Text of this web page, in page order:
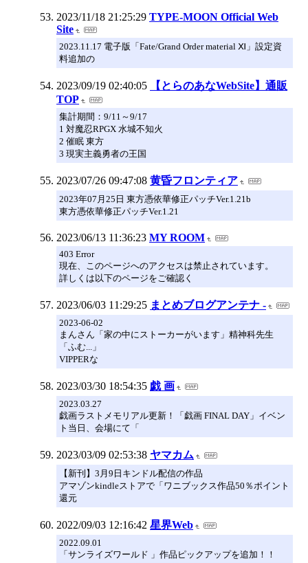
2023/11/18 21:25:29 TYPE-MOON Official Web
Site
2023.11.17 電子版「Fate/Grand Order material Ⅺ」設定資
料追加の
2023/09/19 02:40:05
【とらのあなWebSite】通販
TOP
集計期間：9/11～9/17
1 対魔忍RPGX 水城不知火
2 催眠 東方
3 現実主義勇者の王国
2023/07/26 09:47:08 黄昏フロンティア
2023年07月25日 東方憑依華修正パッチVer.1.21b
東方憑依華修正パッチVer.1.21
2023/06/13 11:36:23 MY ROOM
403 Error
現在、このページへのアクセスは禁止されています。
詳しくは以下のページをご確認く
2023/06/03 11:29:25 まとめブログアンテナ -
2023-06-02
まんさん「家の中にストーカーがいます」精神科先生
「ふむ...」
VIPPERな
2023/03/30 18:54:35 戯 画
2023.03.27
戯画ラストメモリアル更新！「戯画 FINAL DAY」イベン
ト当日、会場にて「
2023/03/09 02:53:38 ヤマカム
【新刊】3月9日キンドル配信の作品
アマゾンkindleストアで「ワニブックス作品50％ポイント
還元
2022/09/03 12:16:42 星界Web
2022.09.01
「サンライズワールド 」作品ピックアップを追加！！